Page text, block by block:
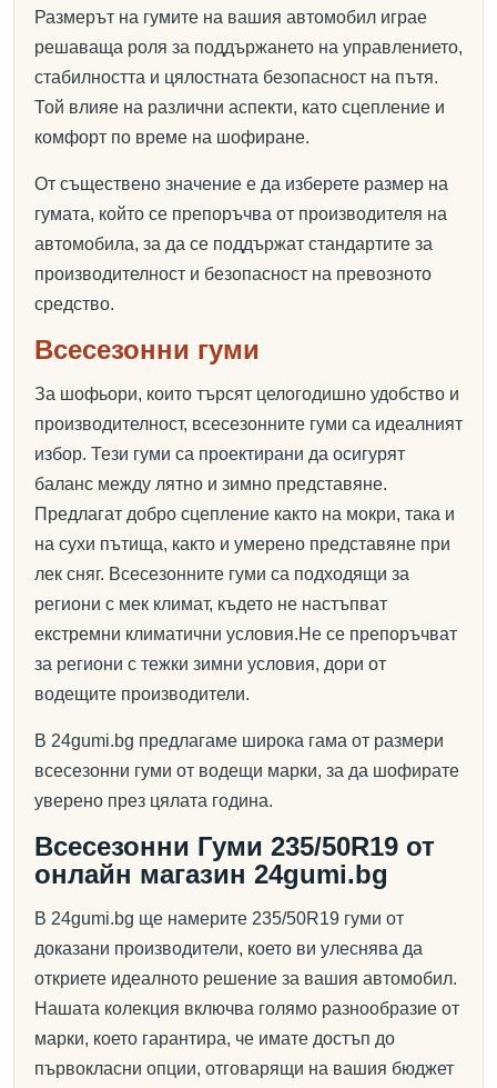
Размерът на гумите на вашия автомобил играе
решаваща роля за поддържането на управлението,
стабилността и цялостната безопасност на пътя.
Той влияе на различни аспекти, като сцепление и
комфорт по време на шофиране.
От съществено значение е да изберете размер на
гумата, който се препоръчва от производителя на
автомобила, за да се поддържат стандартите за
производителност и безопасност на превозното
средство.
Всесезонни гуми
За шофьори, които търсят целогодишно удобство и
производителност, всесезонните гуми са идеалният
избор. Тези гуми са проектирани да осигурят
баланс между лятно и зимно представяне.
Предлагат добро сцепление както на мокри, така и
на сухи пътища, както и умерено представяне при
лек сняг. Всесезонните гуми са подходящи за
региони с мек климат, където не настъпват
екстремни климатични условия.Не се препоръчват
за региони с тежки зимни условия, дори от
водещите производители.
В 24gumi.bg предлагаме широка гама от размери
всесезонни гуми от водещи марки, за да шофирате
уверено през цялата година.
Всесезонни Гуми 235/50R19 от
онлайн магазин 24gumi.bg
В 24gumi.bg ще намерите 235/50R19 гуми от
доказани производители, което ви улеснява да
откриете идеалното решение за вашия автомобил.
Нашата колекция включва голямо разнообразие от
марки, което гарантира, че имате достъп до
първокласни опции, отговарящи на вашия бюджет